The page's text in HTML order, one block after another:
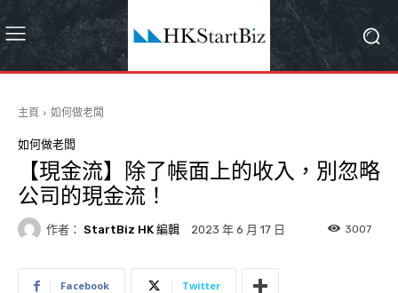
主頁 如何做老闆
如何做老闆
【現金流】除了帳面上的收入，別忽略
公司的現金流！
作者： StartBiz HK 編輯 2023 年 6 月 17 日 3007
Facebook Twitter